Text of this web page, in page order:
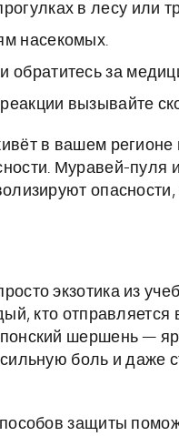
в лесу или
насекомых.
обратитесь за
вызывайте
в вашем
Муравей-
экзотика из
кто
шершень —
боль и даже
защиты